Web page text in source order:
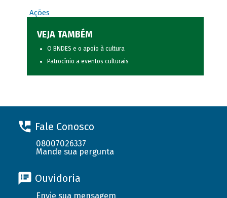
Ações
VEJA TAMBÉM
O BNDES e o apoio à cultura
Patrocínio a eventos culturais
Fale Conosco
08007026337
Mande sua pergunta
Ouvidoria
Envie sua mensagem